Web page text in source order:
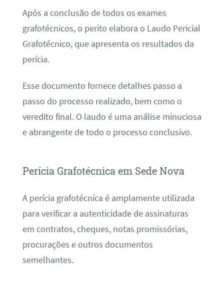
Após a conclusão de todos os exames
grafotécnicos, o perito elabora o Laudo Pericial
Grafotécnico, que apresenta os resultados da
perícia.
Esse documento fornece detalhes passo a
passo do processo realizado, bem como o
veredito final. O laudo é uma análise minuciosa
e abrangente de todo o processo conclusivo.
Perícia Grafotécnica em Sede Nova
A perícia grafotécnica é amplamente utilizada
para verificar a autenticidade de assinaturas
em contratos, cheques, notas promissórias,
procurações e outros documentos
semelhantes.